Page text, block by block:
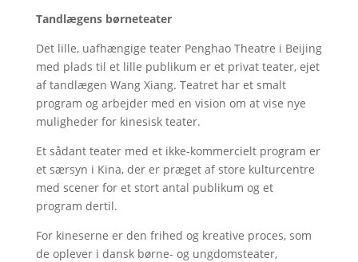
Tandlægens børneteater
Det lille, uafhængige teater Penghao Theatre i Beijing
med plads til et lille publikum er et privat teater, ejet
af tandlægen Wang Xiang. Teatret har et smalt
program og arbejder med en vision om at vise nye
muligheder for kinesisk teater.
Et sådant teater med et ikke-kommercielt program er
et særsyn i Kina, der er præget af store kulturcentre
med scener for et stort antal publikum og et
program dertil.
For kineserne er den frihed og kreative proces, som
de oplever i dansk børne- og ungdomsteater,